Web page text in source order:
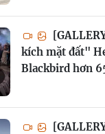
kích mặt đất"
Blackbird hơn